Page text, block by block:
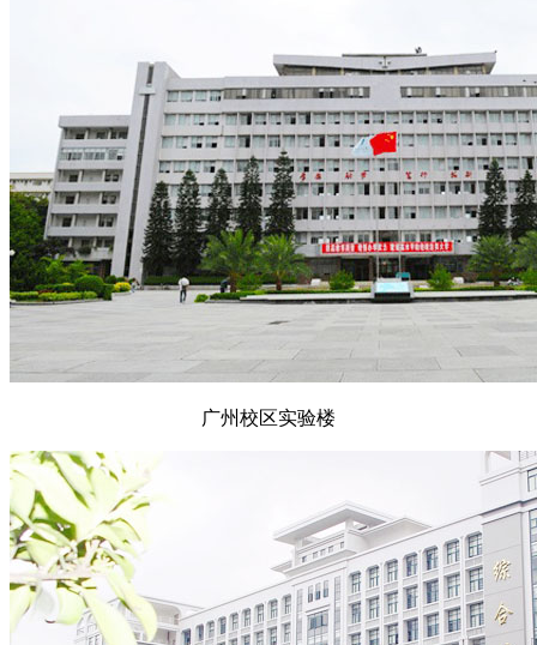
广州校区实验楼